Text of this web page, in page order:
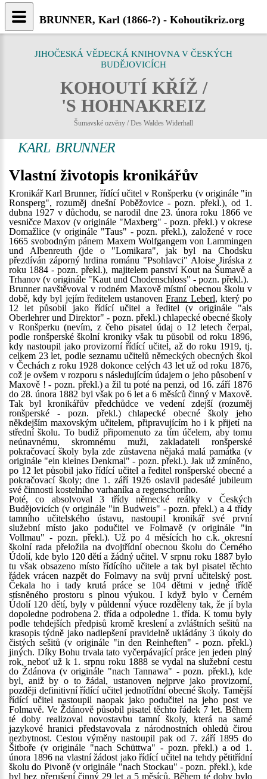
JIHOČESKÁ VĚDECKÁ KNIHOVNA V ČESKÝCH
BUDĚJOVICÍCH
KOHOUTÍ KŘÍŽ /
'S HOHNAKREIZ
Šumavské ozvěny / Des Waldes Widerhall
KARL BRUNNER
Vlastní životopis kronikářův
Kronikář Karl Brunner, řídící učitel v Ronšperku (v originále "in
Ronsperg", rozuměj dnešní Poběžovice - pozn. překl.), od 1.
dubna 1927 v důchodu, se narodil dne 23. února roku 1866 ve
vesničce Maxov (v originále "Maxberg" - pozn. překl.) v okrese
Domažlice (v originále "Taus" - pozn. překl.), založené v roce
1665 svobodným pánem Maxem Wolfgangem von Lammingen
und Albenreuth (jde o "Lomikara", jak byl na Chodsku
přezdíván záporný hrdina románu "Psohlavci" Aloise Jiráska z
roku 1884 - pozn. překl.), majitelem panství Kout na Šumavě a
Trhanov (v originále "Kaut und Chodenschloss" - pozn. překl.).
Brunner navštěvoval v rodném Maxově místní obecnou školu v
době, kdy byl jejím ředitelem ustanovenFranz Leberl, který po
12 let působil jako řídící učitel a ředitel (v originále "als
Oberlehrer und Direktor" - pozn. překl.) chlapecké obecné školy
v Ronšperku (nevím, z čeho pisatel údaj o 12 letech čerpal,
podle ronšperské školní kroniky však tu působil od roku 1896,
kdy nastoupil jako provizorní řídící učitel, až do roku 1919, tj.
celkem 23 let, podle seznamu učitelů německých obecných škol
v Čechách z roku 1928 dokonce celých 43 let už od roku 1876,
což je ovšem v rozporu s následujícím údajem o jeho působení v
Maxově ! - pozn. překl.) a žil tu poté na penzi, od 16. září 1876
do 28. února 1882 byl však po 6 let a 6 měsíců činný v Maxově.
Tak byl kronikářův předchůdce ve vedení zdejší (rozuměj
ronšperské - pozn. překl.) chlapecké obecné školy jeho
někdejším maxovským učitelem, připravujícím ho i k přijetí na
střední školu. To budiž připomenuto za tím účelem, aby tomu
neúnavnému, skromnému muži, zakladateli ronšperské
pokračovací školy byla zde zůstavena nějaká malá památka (v
originále "ein kleines Denkmal" - pozn. překl.). Jak už zmíněno,
po 12 let působil jako řídící učitel a ředitel ronšperské obecné a
pokračovací školy; dne 1. září 1926 oslavil padesáté jubileum
své činnosti kostelního varhaníka a regenschoriho.
Poté, co absolvoval 3 třídy německé reálky v Českých
Budějovicích (v originále "in Budweis" - pozn. překl.) a 4 třídy
tamního učitelského ústavu, nastoupil kronikář své první
služební místo jako podučitel ve Folmavě (v originále "in
Vollmau" - pozn. překl.). Už po 4 měsících ho c.k. okresní
školní rada přeložila na dvojtřídní obecnou školu do Černého
Údolí, kde bylo 120 dětí a žádný učitel. V srpnu roku 1887 bylo
tu však obsazeno místo řídícího učitele a tak byl pisatel těchto
řádek vrácen nazpět do Folmavy na svůj první učitelský post.
Čekala ho i tady krutá práce se 104 dětmi v jedné třídě
stísněného prostoru s plnou výukou. I když bylo v Černém
Údolí 120 dětí, byly v půldenní výuce rozděleny tak, že jí byla
dopoledne podrobena 2. třída a odpoledne 1. třída. K tomu byly
podle tehdejších předpisů kromě kreslení a zvláštních sešitů na
krasopis týdně jako nadlepšení pravidelně ukládány 3 úkoly do
čistých sešitů (v originále "in den Reinheften" - pozn. překl.)
jiných. Díky Bohu trvala tato vyčerpávající práce jen jeden plný
rok, neboť už k 1. srpnu roku 1888 se vydal na služební cestu
do Ždánova (v originále "nach Tannawa" - pozn. překl.), kde
byl, aniž by o to žádal, ustanoven nejprve jako provizorní,
později definitivní řídící učitel jednotřídní obecné školy. Tamější
řídící učitel nastoupil naopak jako podučitel na jeho post ve
Folmavě. Ve Ždánově působil pisatel těchto řádek 7 let. Během
té doby realizoval novostavbu tamní školy, která na samé
jazykové hranici představovala z národnostních ohledů čirou
nezbytnost. Cestou výměny nastoupil pak od 7. září 1895 do
Šitboře (v originále "nach Schüttwa" - pozn. překl.) a od 1.
února 1896 na vlastní žádost jako řídící učitel na tehdy pětitřídní
školu do Pivoně (v originále "nach Stockau" - pozn. překl.), kde
byl bez přerušení činný 29 let a 5 měsíců. Během té doby bylo
BRUNNER, Karl (1866-?) - Kohoutikriz.org